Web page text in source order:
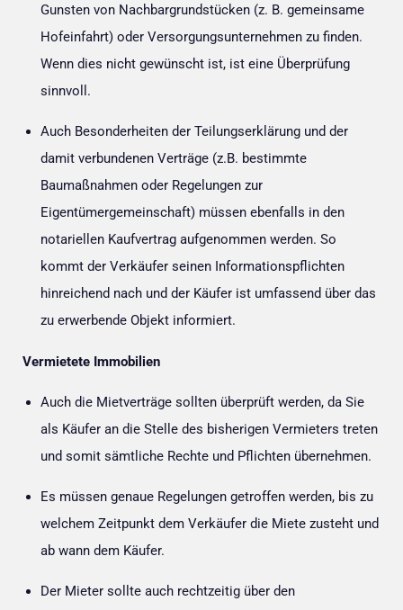
Gunsten von Nachbargrundstücken (z. B. gemeinsame
Hofeinfahrt) oder Versorgungsunternehmen zu finden.
Wenn dies nicht gewünscht ist, ist eine Überprüfung
sinnvoll.
Auch Besonderheiten der Teilungserklärung und der
damit verbundenen Verträge (z.B. bestimmte
Baumaßnahmen oder Regelungen zur
Eigentümergemeinschaft) müssen ebenfalls in den
notariellen Kaufvertrag aufgenommen werden. So
kommt der Verkäufer seinen Informationspflichten
hinreichend nach und der Käufer ist umfassend über das
zu erwerbende Objekt informiert.
Vermietete Immobilien
Auch die Mietverträge sollten überprüft werden, da Sie
als Käufer an die Stelle des bisherigen Vermieters treten
und somit sämtliche Rechte und Pflichten übernehmen.
Es müssen genaue Regelungen getroffen werden, bis zu
welchem Zeitpunkt dem Verkäufer die Miete zusteht und
ab wann dem Käufer.
Der Mieter sollte auch rechtzeitig über den